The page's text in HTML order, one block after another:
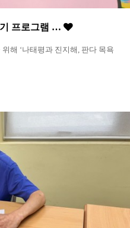
기 프로그램 …
해 ‘나태평과 진지해, 판다 목욕